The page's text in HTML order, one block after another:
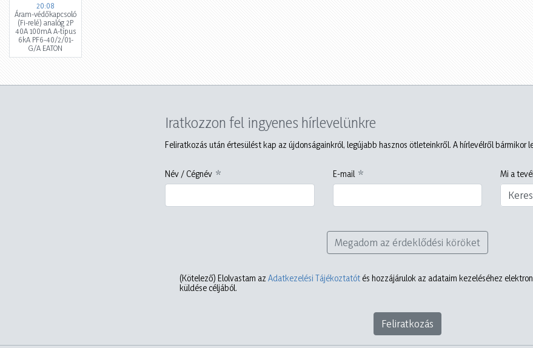
20:08
Áram-védőkapcsoló
(Fi-relé) analóg 2P
40A 100mA A-típus
6kA PF6-40/2/01-
G/A EATON
Iratkozzon fel ingyenes hírlevelünkre
Feliratkozás után értesülést kap az újdonságainkról, legújabb hasznos ötleteinkről. A hírlevélről bármikor
Név / Cégnév E-mail Mi a
Megadom az érdeklődési köröket
(Kötelező) Elolvastam az Adatkezelési Tájékoztatót és hozzájárulok az adataim kezeléséhez
küldése céljából.
Feliratkozás